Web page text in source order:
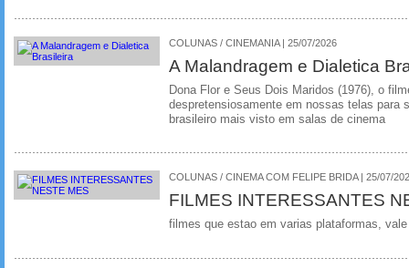
COLUNAS / CINEMANIA | 25/07/2026
A Malandragem e Dialetica
Dona Flor e Seus Dois Maridos (1976), o
despretensiosamente em nossas telas para
brasileiro mais visto em salas de cinema
COLUNAS / CINEMA COM FELIPE BRIDA | 25/07/
FILMES INTERESSANTES
filmes que estao em varias plataformas,